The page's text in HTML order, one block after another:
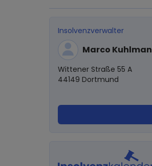
Insolvenzverwalter
Marco
Wittener Straße 55 A
44149 Dortmund